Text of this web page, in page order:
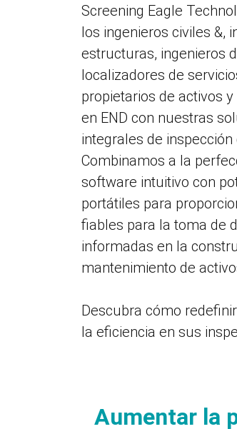
Screening Eagle
los ingenieros civiles &,
estructuras, ingenieros
localizadores de
propietarios de activos
en END con nuestras
integrales de inspección
Combinamos a la
software intuitivo con
portátiles para
fiables para la toma de
informadas en la
mantenimiento de
Descubra cómo
la eficiencia en sus
Aumentar la